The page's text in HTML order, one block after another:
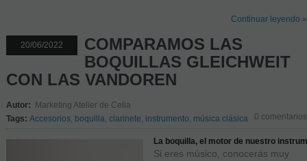
Continuar leyendo »
20/06/2022
COMPARAMOS LAS
BOQUILLAS GLEICHWEIT
CON LAS VANDOREN
Autor: Marketing Atelier de Celia
Tags: Accesorios, boquilla clarinete instrumento música clásica 0 comentarios
La boquilla, el motor de nuestro
Si eres músico, conocerás muy